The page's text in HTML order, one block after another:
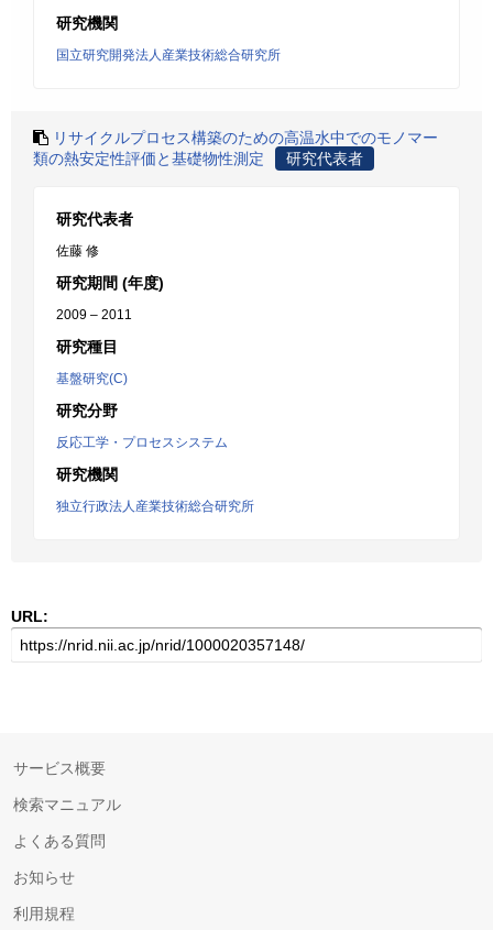
研究機関
国立研究開発法人産業技術総合研究所
リサイクルプロセス構築のための高温水中でのモノマー
類の熱安定性評価と基礎物性測定
研究代表者
研究代表者
佐藤 修
研究期間 (年度)
2009 – 2011
研究種目
基盤研究(C)
研究分野
反応工学・プロセスシステム
研究機関
独立行政法人産業技術総合研究所
URL:
サービス概要
検索マニュアル
よくある質問
お知らせ
利用規程